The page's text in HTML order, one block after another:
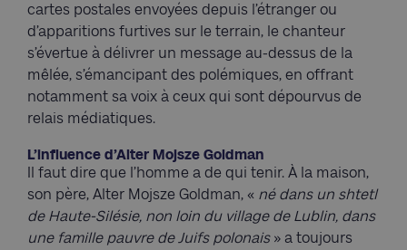
cartes postales envoyées depuis l’étranger ou
d’apparitions furtives sur le terrain, le chanteur
s’évertue à délivrer un message au-dessus de la
mêlée, s’émancipant des polémiques, en offrant
notamment sa voix à ceux qui sont dépourvus de
relais médiatiques.
L’influence d’Alter Mojsze Goldman
Il faut dire que l’homme a de qui tenir. À la maison,
son père, Alter Mojsze Goldman, « né dans un shtetl
de Haute-Silésie, non loin du village de Lublin, dans
une famille pauvre de Juifs polonais» a toujours